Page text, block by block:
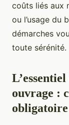
coûts liés aux
ou l’usage du
démarches
toute sérénité.
ouvrage :